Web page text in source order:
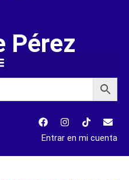
Pérez
Entrar en mi cuenta